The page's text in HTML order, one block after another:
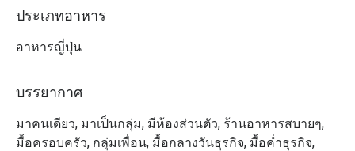
วัตถุดิบท้องถิ่นและจากทั่วโลก มีให้เลือกทั้งแบบอาลาคาร์ท
แบบเทโชกุ (Teishoku) เพลิดเพลินกับศิลปะการปรุงอาหาร
ประเภทอาหาร
อาหารญี่ปุ่น
บรรยากาศ
มาคนเดียว, มาเป็นกลุ่ม, มีห้องส่วนตัว, ร้านอาหารสบายๆ,
มื้อครอบครัว, กลุ่มเพื่อน, มื้อกลางวันธุรกิจ, มื้อค่ำธุรกิจ,